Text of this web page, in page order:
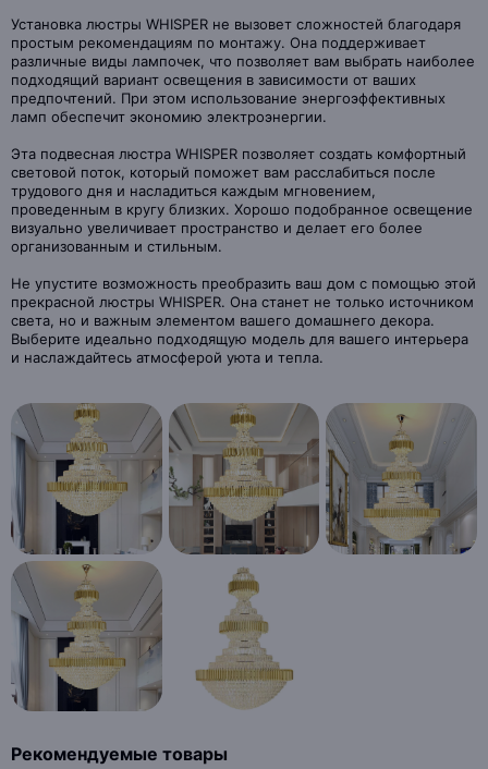
Установка люстры WHISPER не вызовет сложностей благодаря
простым рекомендациям по монтажу. Она поддерживает
различные виды лампочек, что позволяет вам выбрать наиболее
подходящий вариант освещения в зависимости от ваших
предпочтений. При этом использование энергоэффективных
ламп обеспечит экономию электроэнергии.
Эта подвесная люстра WHISPER позволяет создать комфортный
световой поток, который поможет вам расслабиться после
трудового дня и насладиться каждым мгновением,
проведенным в кругу близких. Хорошо подобранное освещение
визуально увеличивает пространство и делает его более
организованным и стильным.
Не упустите возможность преобразить ваш дом с помощью этой
прекрасной люстры WHISPER. Она станет не только источником
света, но и важным элементом вашего домашнего декора.
Выберите идеально подходящую модель для вашего интерьера
и наслаждайтесь атмосферой уюта и тепла.
Рекомендуемые товары